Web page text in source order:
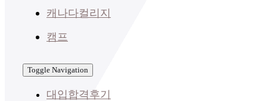
캐나다컬리지
캠프
Toggle Navigation
대입합격후기